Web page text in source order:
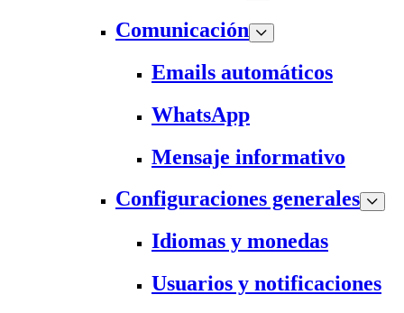
Comunicación
Emails automáticos
WhatsApp
Mensaje informativo
Configuraciones generales
Idiomas y monedas
Usuarios y notificaciones